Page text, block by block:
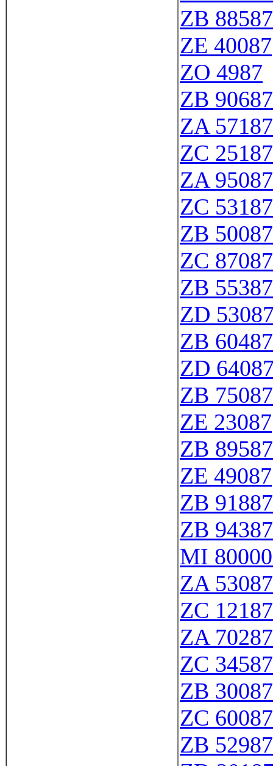
ZB 88587
ZE 40087
ZO 4987
ZB 90687
ZA 57187
ZC 25187
ZA 95087
ZC 53187
ZB 50087
ZC 87087
ZB 55387
ZD
ZB 60487
ZD
ZB 75087
ZE 23087
ZB 89587
ZE 49087
ZB 91887
ZB 94387
MI
ZA 53087
ZC 12187
ZA 70287
ZC 34587
ZB 30087
ZC 60087
ZB 52987